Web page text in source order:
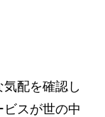
配を確認し
スが世の中